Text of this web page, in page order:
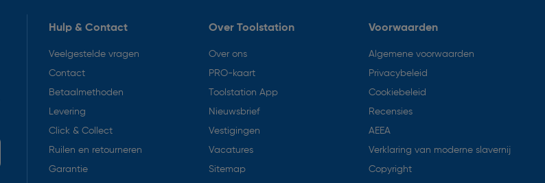
Hulp & Contact
Veelgestelde vragen
Contact
Betaalmethoden
Levering
Click & Collect
Ruilen en retourneren
Garantie
Over Toolstation
Over ons
PRO-kaart
Toolstation App
Nieuwsbrief
Vestigingen
Vacatures
Sitemap
Voorwaarden
Algemene voorwaarden
Privacybeleid
Cookiebeleid
Recensies
AEEA
Verklaring van moderne slavernij
Copyright